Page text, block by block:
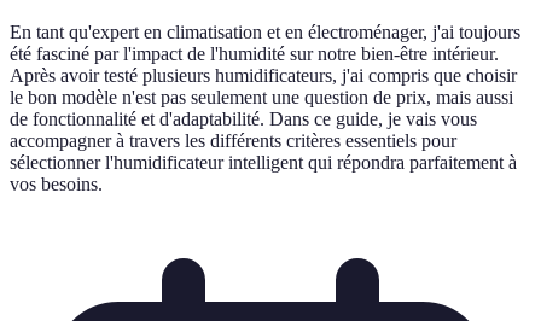
En tant qu'expert en climatisation et en électroménager, j'ai toujours
été fasciné par l'impact de l'humidité sur notre bien-être intérieur.
Après avoir testé plusieurs humidificateurs, j'ai compris que choisir
le bon modèle n'est pas seulement une question de prix, mais aussi
de fonctionnalité et d'adaptabilité. Dans ce guide, je vais vous
accompagner à travers les différents critères essentiels pour
sélectionner l'humidificateur intelligent qui répondra parfaitement à
vos besoins.